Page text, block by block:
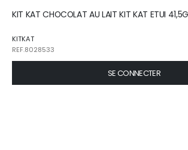
KIT KAT CHOCOLAT AU LAIT KIT KAT ETUI
KITKAT
REF.8028533
SE CONNECTER